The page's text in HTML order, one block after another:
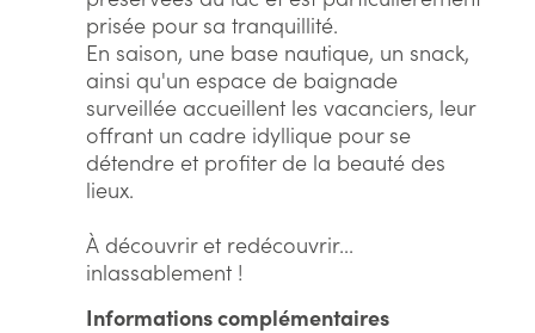
prisée pour sa tranquillité.
En saison, une base nautique, un snack,
ainsi qu'un espace de baignade
surveillée accueillent les vacanciers, leur
offrant un cadre idyllique pour se
détendre et profiter de la beauté des
lieux.
À découvrir et redécouvrir...
inlassablement !
Informations complémentaires